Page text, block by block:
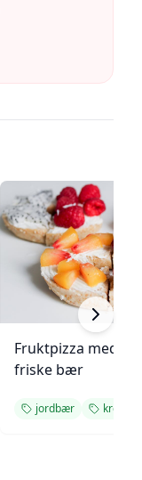
Fruktpizza med
friske bær
jordbær krem